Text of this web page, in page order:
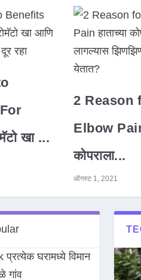
खा ...
2 Reason
Elbow Pain
कोपराला...
ऑगस्ट 1, 2021